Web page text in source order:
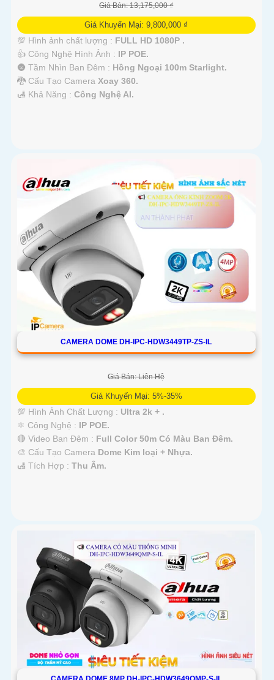
Giá Bán: 13,175,000 ₫
Giá Khuyến Mại: 9,800,000 ₫
💯 Hình ảnh chất lượng : FULL HD 1080P .
👍 Công Nghệ Hình Ảnh : IP POE.
🌚 Tầm Nhìn Ban Đêm : Hồng Ngoại 100m Starlight.
🐉️ Cấu Tạo Camera Xoay 360.
️🛃 Khả Năng : Công Nghệ AI.
CAMERA DOME DH-IPC-HDW3449TP-ZS-IL
Giá Bán: Liên Hệ
Giá Khuyến Mại: 5%-35%
💯 Hình Ành Chất Lượng : Ultra 2k + .
⚛️ Công Nghệ : IP POE.
🔴 Video Ban Đêm : Full Color 50m Có Màu Ban Ðêm.
🎨 Cấu Tạo Camera Dome Kim loại + Nhựa.
️🛃 Tích Hợp : Thu Âm.